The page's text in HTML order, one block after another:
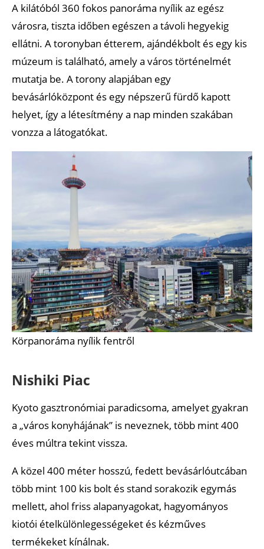
A kilátóból 360 fokos panoráma nyílik az egész
városra, tiszta időben egészen a távoli hegyekig
ellátni. A toronyban étterem, ajándékbolt és egy kis
múzeum is található, amely a város történelmét
mutatja be. A torony alapjában egy
bevásárlóközpont és egy népszerű fürdő kapott
helyet, így a létesítmény a nap minden szakában
vonzza a látogatókat.
Körpanoráma nyílik fentről
Nishiki Piac
Kyoto gasztronómiai paradicsoma, amelyet gyakran
a „város konyhájának” is neveznek, több mint 400
éves múltra tekint vissza.
A közel 400 méter hosszú, fedett bevásárlóutcában
több mint 100 kis bolt és stand sorakozik egymás
mellett, ahol friss alapanyagokat, hagyományos
kiotói ételkülönlegességeket és kézműves
termékeket kínálnak.